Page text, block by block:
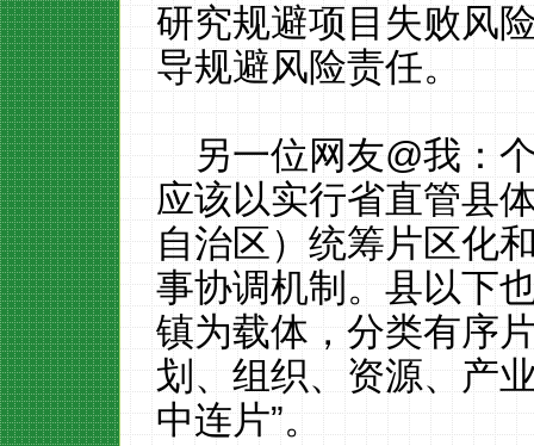
研究规避项目失败风
导规避风险责任。
另一位网友@我：
应该以实行省直管县
自治区）统筹片区化
事协调机制。县以下
镇为载体，分类有序
划、组织、资源、产
中连片”。